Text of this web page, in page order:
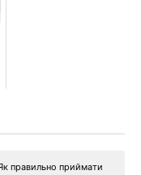
правильно приймати